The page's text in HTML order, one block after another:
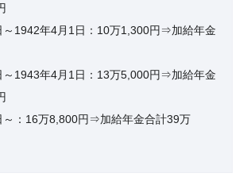
～1942年4月1日：10万1,300円⇒加給年金
～1943年4月1日：13万5,000円⇒加給年金
～：16万8,800円⇒加給年金合計39万